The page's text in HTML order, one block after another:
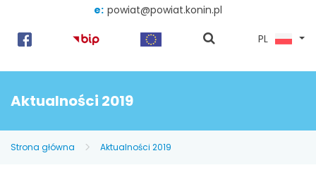
e: powiat@powiat.konin.pl
pokaż
PL
Aktualności 2019
Strona główna Aktualności 2019